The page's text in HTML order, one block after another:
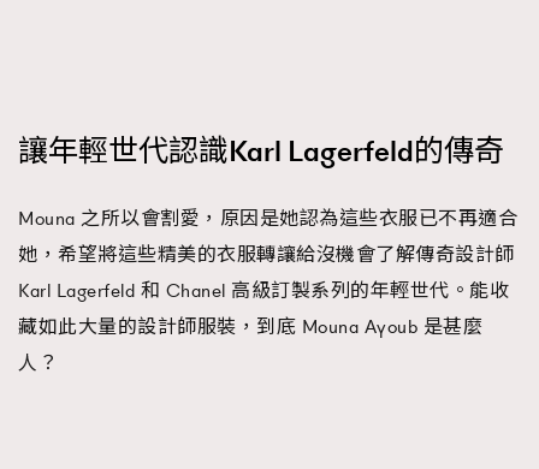
讓年輕世代認識Karl Lagerfeld的傳奇
Mouna 之所以會割愛，原因是她認為這些衣服已不再適合
她，希望將這些精美的衣服轉讓給沒機會了解傳奇設計師
Karl Lagerfeld 和 Chanel 高級訂製系列的年輕世代。能收
藏如此大量的設計師服裝，到底 Mouna Ayoub 是甚麼
人？